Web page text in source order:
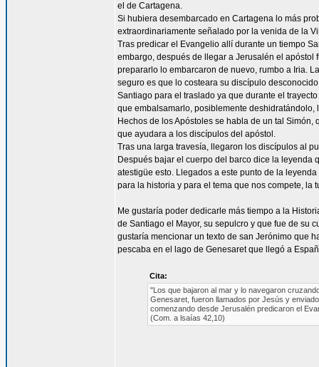
el de Cartagena.
Si hubiera desembarcado en Cartagena lo más
extraordinariamente señalado por la venida de la
Tras predicar el Evangelio allí durante un tiempo
embargo, después de llegar a Jerusalén el
prepararlo lo embarcaron de nuevo, rumbo a Iria.
seguro es que lo costeara su discípulo
Santiago para el traslado ya que durante el
que embalsamarlo, posiblemente
Hechos de los Apóstoles se habla de un tal
que ayudara a los discípulos del apóstol.
Tras una larga travesía, llegaron los discípulos al
Después bajar el cuerpo del barco dice la
atestigüe esto. Llegados a este punto de la
para la historia y para el tema que nos compete, la
Me gustaría poder dedicarle más tiempo a la
de Santiago el Mayor, su sepulcro y que fue de su
gustaría mencionar un texto de san Jerónimo que
pescaba en el lago de Genesaret que llegó a
Cita:
"Los que bajaron al mar y lo navegaron
Genesaret, fueron llamados por Jesús y
comenzando desde Jerusalén predicaron el
(Com. a lsaías 42,10)